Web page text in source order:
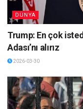
DÜNYA
Trump: En çok
Adası’nı alırız
2026-03-30